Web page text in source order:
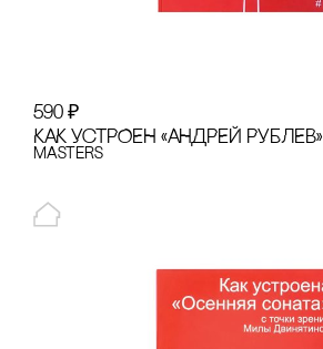
590 ₽
КАК УсТРОЕН «АНДРЕЙ РУБЛЕВ»
Masters